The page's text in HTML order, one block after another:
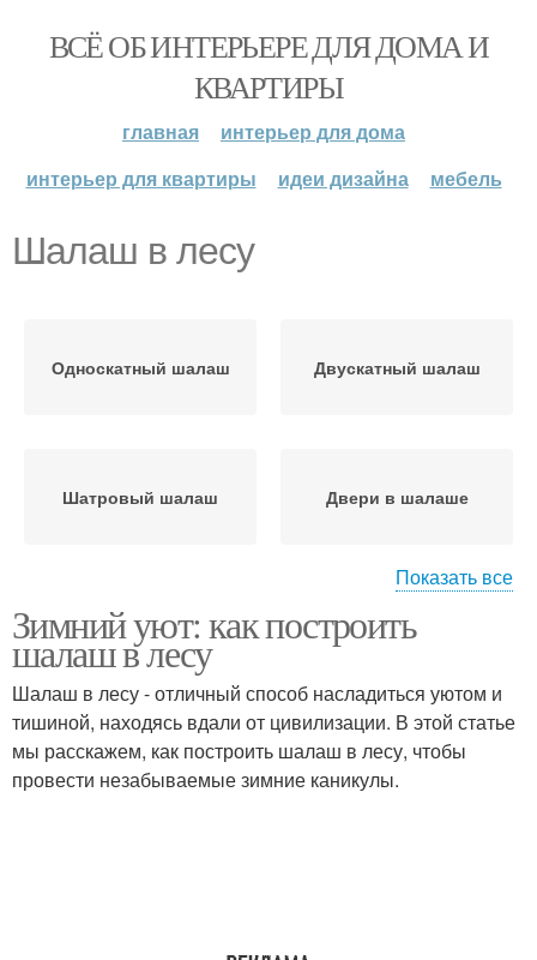
ВСЁ ОБ ИНТЕРЬЕРЕ ДЛЯ ДОМА И
КВАРТИРЫ
главная
интерьер для дома
интерьер для квартиры
идеи дизайна мебель
Шалаш в лесу
Односкатный шалаш Двускатный шалаш
Шатровый шалаш Двери в шалаше
Круговой шалаш Шалаш для детей
Шалаш на даче Двухскатный шалаш
Показать все
Зимний уют: как построить
шалаш в лесу
Шалаш в лесу - отличный способ насладиться уютом и
тишиной, находясь вдали от цивилизации. В этой статье
мы расскажем, как построить шалаш в лесу, чтобы
провести незабываемые зимние каникулы.